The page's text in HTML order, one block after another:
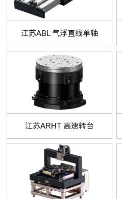
江苏ABL 气浮直线单轴
江苏ARHT 高速转台